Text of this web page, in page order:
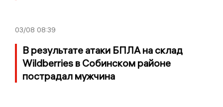
03/08 08:39
В результате атаки БПЛА на склад
Wildberries в Собинском районе
пострадал мужчина